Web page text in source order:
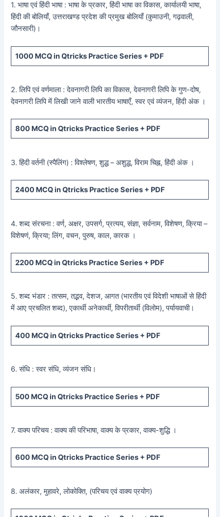
1. भाषा एवं हिंदी भाषा : भाषा के प्रकार, हिंदी भाषा का विकास, कार्यालयी भाषा,
हिंदी की बोलियाँ, उत्तराखण्ड प्रदेश की प्रमुख बोलियाँ (कुमाउनी, गढ़वाली,
जौनसारी)।
1000 MCQ in Qtricks Practice Series + PDF
2. लिपि एवं वर्णमाला : देवनागरी लिपि का विकास, देवनागरी लिपि के गुण-दोष,
देवनागरी लिपि में लिखी जाने वाली भारतीय भाषाएँ, स्वर एवं व्यंजन, हिंदी अंक ।
800 MCQ in Qtricks Practice Series + PDF
3. हिंदी वर्तनी (स्पैलिंग) : विश्लेषण, शुद्ध – अशुद्ध, विराम चिह्न, हिंदी अंक ।
2400 MCQ in Qtricks Practice Series + PDF
4. शब्द संरचना : वर्ण, अक्षर, उपसर्ग, प्रत्यय, संज्ञा, सर्वनाम, विशेषण, क्रिया –
विशेषणं, क्रिया; लिंग, वचन, पुरुष, काल, कारक ।
2200 MCQ in Qtricks Practice Series + PDF
5. शब्द भंडार : तत्सम, तद्भव, देशज, आगत (भारतीय एवं विदेशी भाषाओं से हिंदी
में आए प्रचलित शब्द), एकार्थी अनेकार्थी, विपरीतार्थी (विलोम), पर्यायवाची।
400 MCQ in Qtricks Practice Series + PDF
6. संधि : स्वर संधि, व्यंजन संधि।
500 MCQ in Qtricks Practice Series + PDF
7. वाक्य परिचय : वाक्य की परिभाषा, वाक्य के प्रकार, वाक्य-शुद्धि ।
600 MCQ in Qtricks Practice Series + PDF
8. अलंकार, मुहावरे, लोकोक्ति, (परिचय एवं वाक्य प्रयोग)